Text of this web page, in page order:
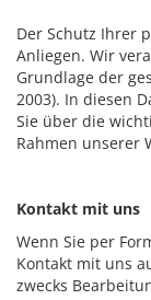
Der Schutz Ihrer
Anliegen. Wir
Grundlage der
2003). In diesen
Sie über die
Rahmen unserer
Kontakt mit uns
Wenn Sie per
Kontakt mit uns
zwecks